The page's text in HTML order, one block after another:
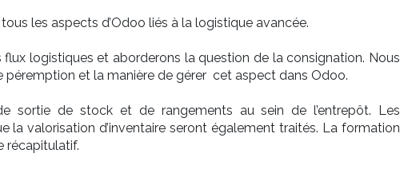
les aspects d’Odoo liés à la logistique avancée.
logistiques et aborderons la question de la consignation. Nous
et la manière de gérer cet aspect dans Odoo.
sortie de stock et de rangements au sein de l’entrepôt. Les
la valorisation d’inventaire seront également traités. La formation
récapitulatif.